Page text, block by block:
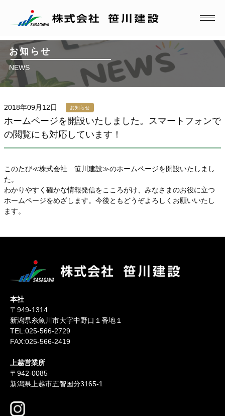
お知らせ
NEWS
2018年09月12日 お知らせ
ホームページを開設いたしました。スマートフォンで
の閲覧にも対応しています！
このたび≪株式会社 笹川建設≫のホームページを開設いたしまし
た。
わかりやすく確かな情報発信をこころがけ、みなさまのお役に立つ
ホームページをめざします。今後ともどうぞよろしくお願いいたし
ます。
本社
〒949-1314
新潟県糸魚川市大字中野口１番地１
TEL:025-566-2729
FAX:025-566-2419
上越営業所
〒942-0085
新潟県上越市五智国分3165-1